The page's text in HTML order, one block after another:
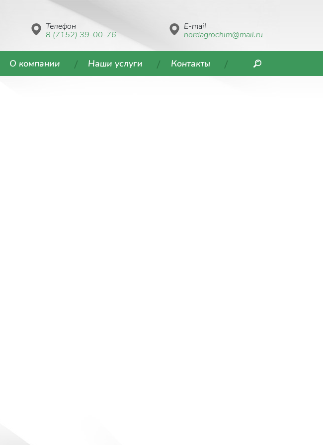
Телефон
8 (7152) 39-00-76
E-mail
nordagrochim@mail.ru
О компании Наши услуги Контакты